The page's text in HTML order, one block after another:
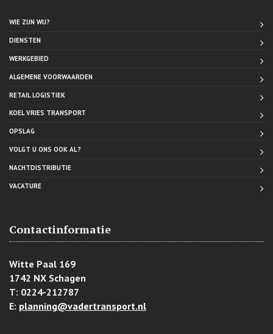
WIE ZIJN WIJ?
DIENSTEN
WERKGEBIED
ALGEMENE VOORWAARDEN
RETAIL LOGISTIEK
KOEL VRIES TRANSPORT
OPSLAG
VOLGT U ONS OOK AL?
NACHTDISTRIBUTIE
VACATURE
Contactinformatie
Witte Paal 169
1742 NX Schagen
T: 0224-212787
E: planning@vadertransport.nl